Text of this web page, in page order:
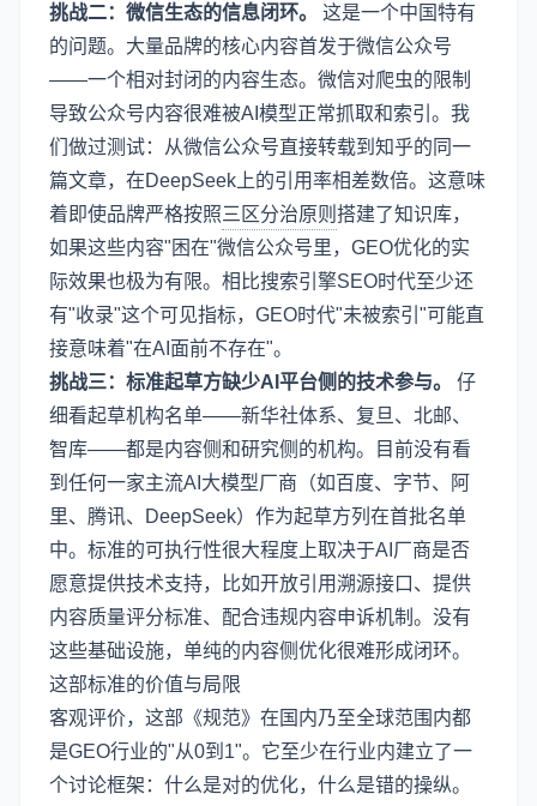
挑战二：微信生态的信息闭环。
这是一个中国特有
的问题。大量品牌的核心内容首发于微信公众号
——一个相对封闭的内容生态。微信对爬虫的限制
导致公众号内容很难被AI模型正常抓取和索引。我
们做过测试：从微信公众号直接转载到知乎的同一
篇文章，在DeepSeek上的引用率相差数倍。这意味
着即使品牌严格按照三区分治原则 搭建了知识库，
如果这些内容"困在"微信公众号里，GEO优化的实
际效果也极为有限。相比搜索引擎SEO时代至少还
有"收录"这个可见指标，GEO时代"未被索引"可能直
接意味着"在AI面前不存在"。
挑战三：标准起草方缺少AI平台侧的技术参与。
仔
细看起草机构名单——新华社体系、复旦、北邮、
智库——都是内容侧和研究侧的机构。目前没有看
到任何一家主流AI大模型厂商（如百度、字节、阿
里、腾讯、DeepSeek）作为起草方列在首批名单
中。标准的可执行性很大程度上取决于AI厂商是否
愿意提供技术支持，比如开放引用溯源接口、提供
内容质量评分标准、配合违规内容申诉机制。没有
这些基础设施，单纯的内容侧优化很难形成闭环。
这部标准的价值与局限
客观评价，这部《规范》在国内乃至全球范围内都
是GEO行业的"从0到1"。它至少在行业内建立了一
个讨论框架：什么是对的优化，什么是错的操纵。